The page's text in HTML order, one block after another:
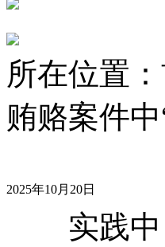
所在位置
贿赂案件
2025年10月20日
实践中，